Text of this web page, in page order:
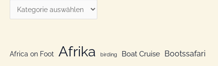
c
a
g
Africa on Foot Afrika birding Boat Cruise Bootssafari